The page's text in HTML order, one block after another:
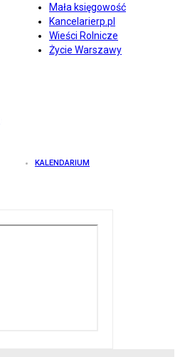
Mała księgowość
Kancelarierp.pl
Wieści Rolnicze
Życie Warszawy
KALENDARIUM